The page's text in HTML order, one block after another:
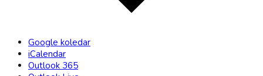
Google koledar
iCalendar
Outlook 365